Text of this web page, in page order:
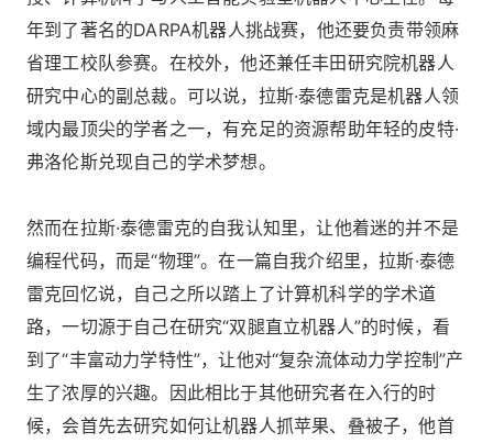
年到了著名的DARPA机器人挑战赛，他还要负责带领麻
省理工校队参赛。在校外，他还兼任丰田研究院机器人
研究中心的副总裁。可以说，拉斯·泰德雷克是机器人领
域内最顶尖的学者之一，有充足的资源帮助年轻的皮特·
弗洛伦斯兑现自己的学术梦想。
然而在拉斯·泰德雷克的自我认知里，让他着迷的并不是
编程代码，而是“物理”。在一篇自我介绍里，拉斯·泰德
雷克回忆说，自己之所以踏上了计算机科学的学术道
路，一切源于自己在研究“双腿直立机器人”的时候，看
到了“丰富动力学特性”，让他对“复杂流体动力学控制”产
生了浓厚的兴趣。因此相比于其他研究者在入行的时
候，会首先去研究如何让机器人抓苹果、叠被子，他首